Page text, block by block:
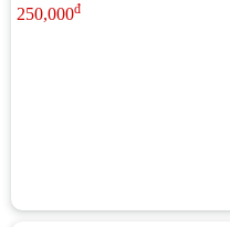
250,000đ